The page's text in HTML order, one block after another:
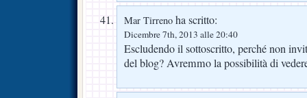
Mar Tirreno ha scritto:
Dicembre 7th, 2013 alle 20:40
Escludendo il sottoscritto, perché non
del blog? Avremmo la possibilità di